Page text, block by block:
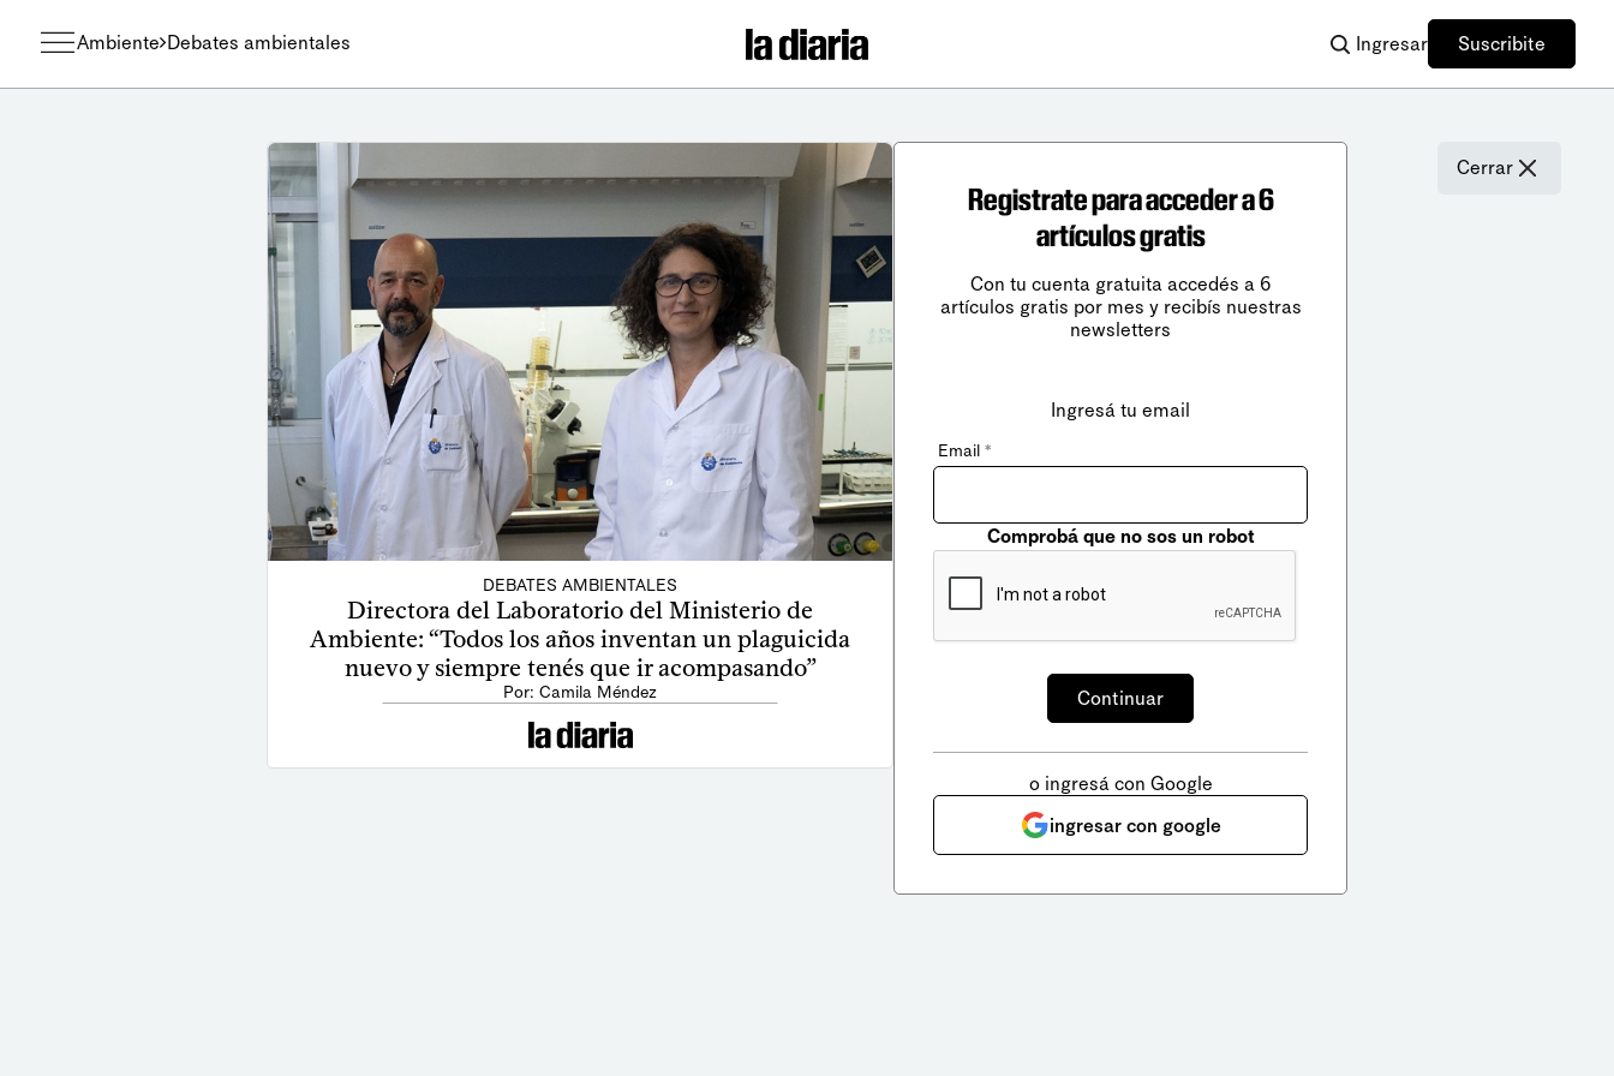
Ambiente Debates ambientales Ingresar Suscribite
DEBATES AMBIENTALES
Directora del Laboratorio del Ministerio de
Ambiente: “Todos los años inventan un plaguicida
nuevo y siempre tenés que ir acompasando”
Por: Camila Méndez
Cerrar
Registrate para acceder a 6
artículos gratis
Con tu cuenta gratuita accedés a 6
artículos gratis por mes y recibís nuestras
newsletters
Ingresá tu email
Email *
Comprobá que no sos un robot
o ingresá con Google
ingresar con google